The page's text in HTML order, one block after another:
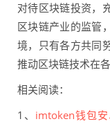
对待区块链投资，
区块链产业的监管
境，只有各方共同
推动区块链技术在
相关阅读：
1、 imtoken钱包